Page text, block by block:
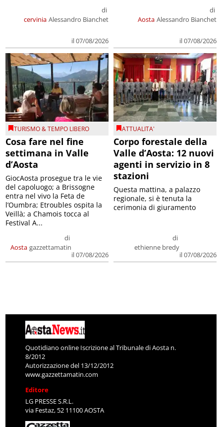
cervinia
di
Alessandro Bianchet
il 07/08/2026
Aosta
di
Alessandro Bianchet
il 07/08/2026
TURISMO & TEMPO LIBERO
Cosa fare nel fine
settimana in Valle
d’Aosta
Aosta
di
gazzettamatin
il 07/08/2026
GiocAosta prosegue tra le vie
del capoluogo; a Brissogne
entra nel vivo la Feta de
l’Oumbra; Etroubles ospita la
Veillà; a Chamois tocca al
Festival A...
ATTUALITA'
Corpo forestale della
Valle d’Aosta: 12 nuovi
agenti in servizio in 8
stazioni
di
ethienne bredy
il 07/08/2026
Questa mattina, a palazzo
regionale, si è tenuta la
cerimonia di giuramento
Quotidiano online Iscrizione al Tribunale di Aosta n.
8/2012
Autorizzazione del 13/12/2012
www.gazzettamatin.com
Editore
LG PRESSE S.R.L.
via Festaz, 52 11100 AOSTA